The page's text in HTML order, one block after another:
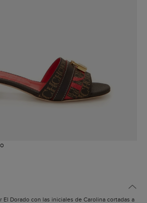
El Dorado con las iniciales de Carolina cortadas a